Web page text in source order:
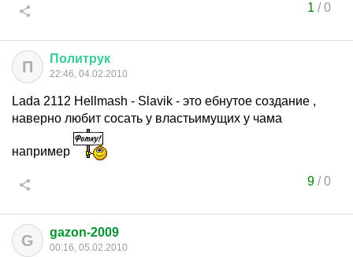
1 /0
П Политрук
22:46, 04.02.2010
Lada 2112 Hellmash - Slavik - это eбнутое создание ,
наверно любит cосать у властьимущих у чама
например
9/0
G gazon-2009
00:16, 05.02.2010